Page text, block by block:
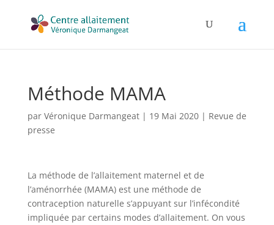
Méthode MAMA
par Véronique Darmangeat| 19 Mai 2020| Revue de
presse
La méthode de l’allaitement maternel et de
l’aménorrhée (MAMA) est une méthode de
contraception naturelle s’appuyant sur l’infécondité
impliquée par certains modes d’allaitement. On vous